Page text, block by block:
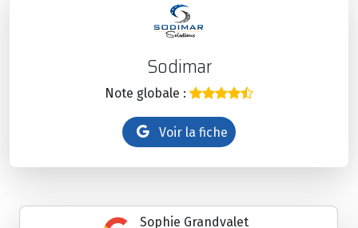
Sodimar
Note globale :
Voir la fiche
Sophie Grandvalet